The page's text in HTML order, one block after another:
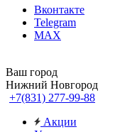
Вконтакте
Telegram
MAX
Ваш город
Нижний Новгород
+7(831) 277-99-88
Акции